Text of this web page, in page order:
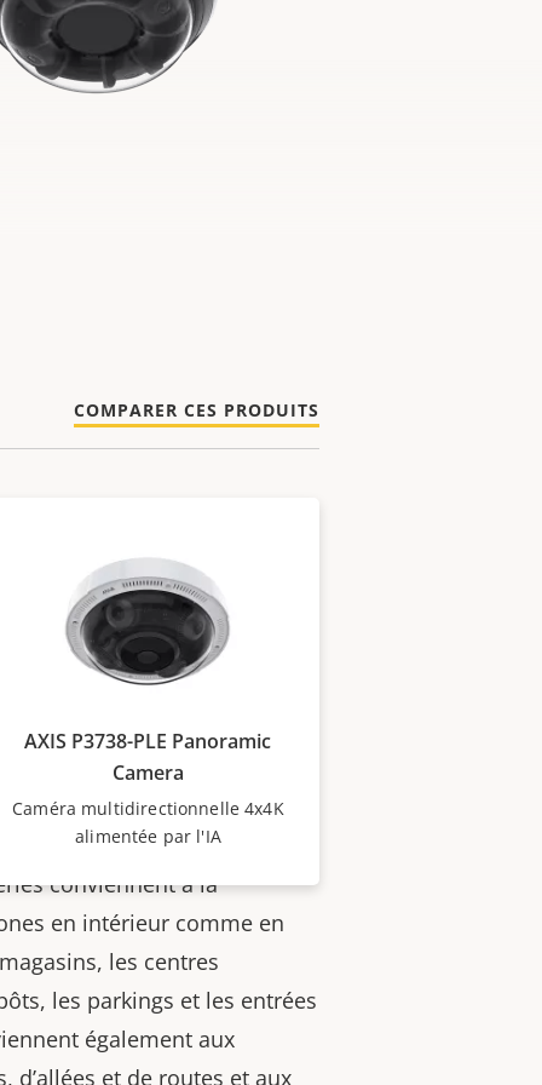
configurer votre caméra à
les interruptions et les
besoin d’envoyer un
conviennent à la
en intérieur comme en
les centres
les parkings et les entrées
également aux
d’allées et de routes et aux
COMPARER CES PRODUITS
AXIS P3738-PLE Panoramic
Camera
Caméra multidirectionnelle 4x4K
alimentée par l'IA